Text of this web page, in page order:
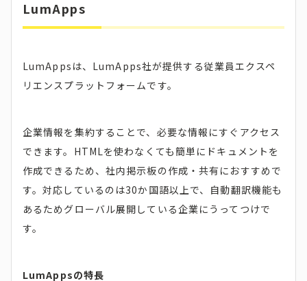
LumApps
LumAppsは、LumApps社が提供する従業員エクスペ
リエンスプラットフォームです。
企業情報を集約することで、必要な情報にすぐアクセス
できます。HTMLを使わなくても簡単にドキュメントを
作成できるため、社内掲示板の作成・共有におすすめで
す。対応しているのは30か国語以上で、自動翻訳機能も
あるためグローバル展開している企業にうってつけで
す。
LumAppsの特長